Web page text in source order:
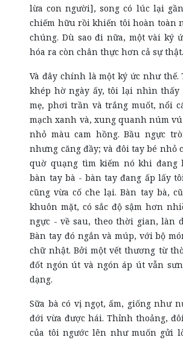
lừa con người], song có lúc lại
chiếm hữu rồi khiến tôi hoàn toàn
chúng. Dù sao đi nữa, một vài ký
hóa ra còn chân thực hơn cả sự thật.
Và đây chính là một ký ức như thế.
khép hờ ngày ấy, tôi lại nhìn thấy
mẹ, phơi trần và trắng muốt, nổi
mạch xanh và, xung quanh núm
nhỏ màu cam hồng. Bầu ngực
nhưng căng đầy; và đôi tay bé nhỏ
quờ quạng tìm kiếm nó khi đang
bàn tay bà - bàn tay đang ấp lấy
cũng vừa cố che lại. Bàn tay bà,
khuôn mặt, có sắc độ sậm hơn
ngực - về sau, theo thời gian, làn
Bàn tay đó ngắn và múp, với bộ
chữ nhật. Bởi một vết thương từ
đốt ngón út và ngón áp út vẫn
dạng.
Sữa bà có vị ngọt, ấm, giống như
đới vừa được hái. Thỉnh thoảng,
của tôi ngước lên như muốn gửi